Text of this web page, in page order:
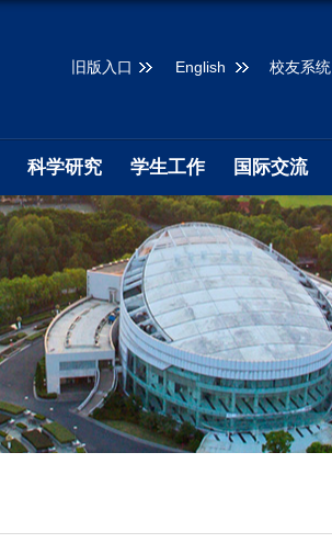
旧版入口 English 校友系统
科学研究 学生工作 国际交流